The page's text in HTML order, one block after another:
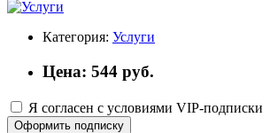
Категория: Услуги
Цена: 544 руб.
Я согласен с условиями VIP-подписки
Оформить подписку